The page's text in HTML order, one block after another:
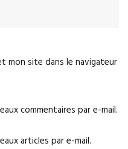
mon site dans le navigateur
commentaires par e-mail.
articles par e-mail.